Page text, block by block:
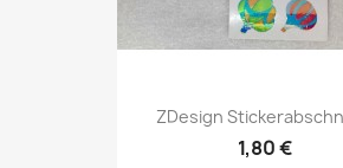
ZDesign
1,80 €